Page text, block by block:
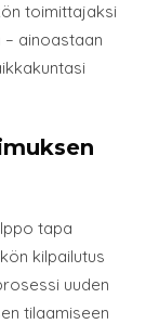
toimittajaksi
ainoastaan
tapa
kilpailutus
uuden
tilaamiseen